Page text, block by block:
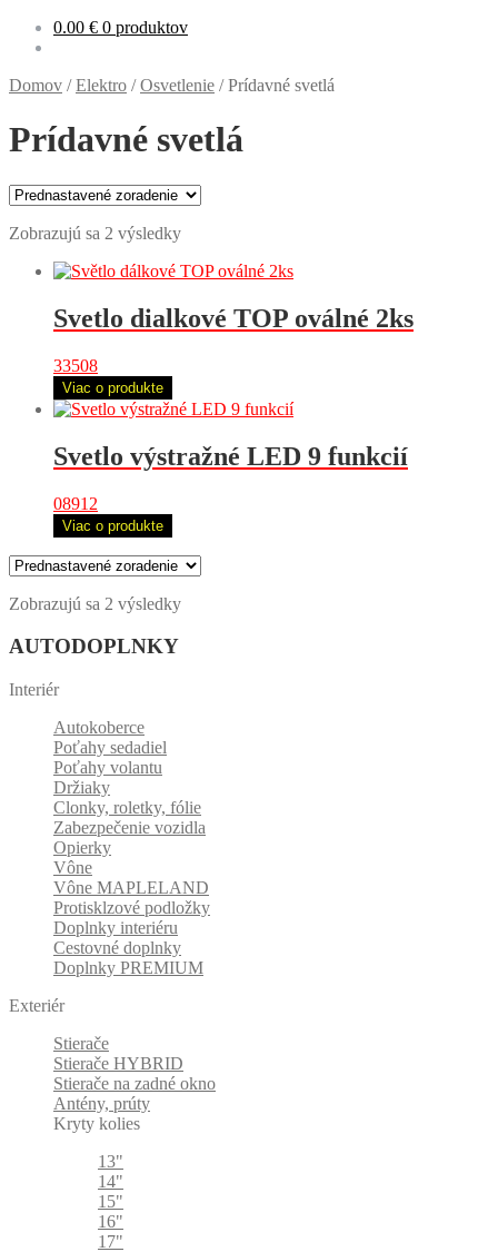
0.00 € 0 produktov
Domov /Elektro /Osvetlenie /Prídavné svetlá
Prídavné svetlá
Zobrazujú sa 2 výsledky
Svetlo dialkové TOP oválné 2ks
33508
Viac o produkte
Svetlo výstražné LED 9 funkcií
08912
Viac o produkte
Zobrazujú sa 2 výsledky
AUTODOPLNKY
Interiér
Autokoberce
Poťahy sedadiel
Poťahy volantu
Držiaky
Clonky, roletky, fólie
Zabezpečenie vozidla
Opierky
Vône
Vône MAPLELAND
Protisklzové podložky
Doplnky interiéru
Cestovné doplnky
Doplnky PREMIUM
Exteriér
Stierače
Stierače HYBRID
Stierače na zadné okno
Antény, prúty
Kryty kolies
13"
14"
15"
16"
17"